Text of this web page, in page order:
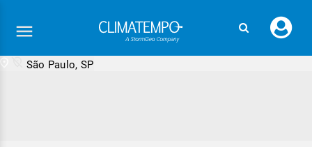
seu
São Paulo, SP